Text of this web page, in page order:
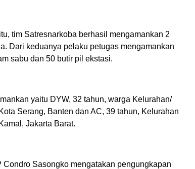
tim Satresnarkoba berhasil mengamankan 2
Dari keduanya pelaku petugas mengamankan
sabu dan 50 butir pil ekstasi.
yaitu DYW, 32 tahun, warga Kelurahan/
Serang, Banten dan AC, 39 tahun, Kelurahan
Jakarta Barat.
Condro Sasongko mengatakan pengungkapan